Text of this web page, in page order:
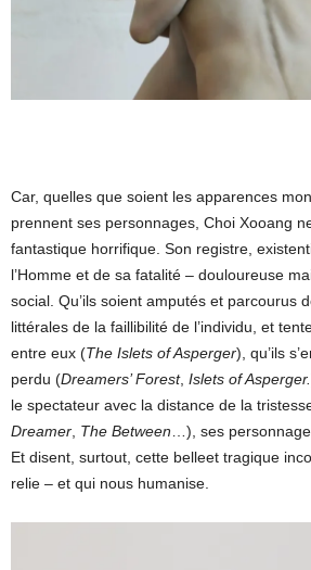
Car, quelles que soient les apparences
prennent ses personnages, Choi Xooang
fantastique horrifique. Son registre,
l’Homme et de sa fatalité – douloureuse
social. Qu’ils soient amputés et parcourus
littérales de la faillibilité de l’individu, et
entre eux (The Islets of Asperger), qu’ils
perdu (Dreamers’ Forest, Islets of Asperger.
le spectateur avec la distance de la
Dreamer The Between …), ses
Et disent, surtout, cette belleet tragique
relie – et qui nous humanise.